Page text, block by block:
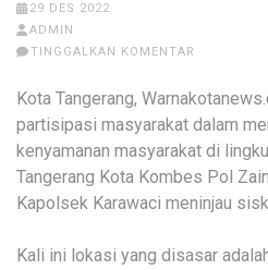
29 DES 2022
ADMIN
TINGGALKAN KOMENTAR
Kota Tangerang,
partisipasi masyarakat dalam
kenyamanan masyarakat di
Tangerang Kota Kombes Pol
Kapolsek Karawaci meninjau
Kali ini lokasi yang disasar